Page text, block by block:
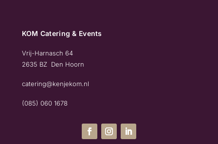
KOM Catering & Events
Vrij-Harnasch 64
2635 BZ Den Hoorn
catering@kenjekom.nl
(085) 060 1678